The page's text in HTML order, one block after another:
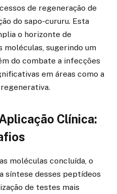
de regeneração de
do sapo-cururu. Esta
o horizonte de
moléculas, sugerindo um
do combate a infecções
em áreas como a
Clínica:
moléculas concluída, o
síntese desses peptídeos
de testes mais